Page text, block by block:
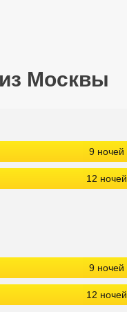
Москвы
9 ночей
12 ночей
9 ночей
12 ночей